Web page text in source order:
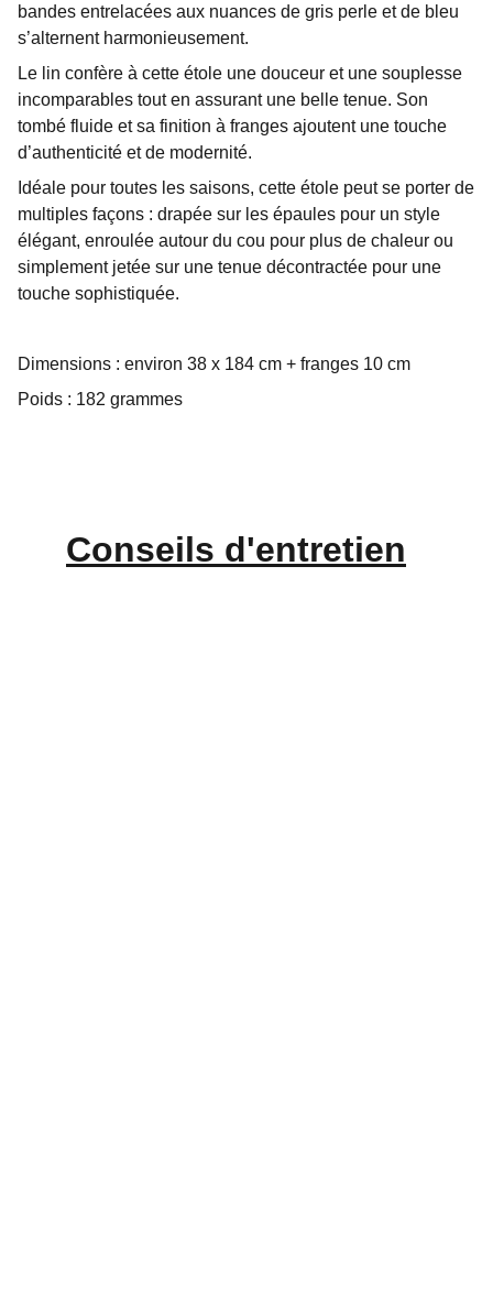
bandes entrelacées aux nuances de gris perle et de bleu
s’alternent harmonieusement.
Le lin confère à cette étole une douceur et une souplesse
incomparables tout en assurant une belle tenue. Son
tombé fluide et sa finition à franges ajoutent une touche
d’authenticité et de modernité.
Idéale pour toutes les saisons, cette étole peut se porter de
multiples façons : drapée sur les épaules pour un style
élégant, enroulée autour du cou pour plus de chaleur ou
simplement jetée sur une tenue décontractée pour une
touche sophistiquée.
Dimensions : environ 38 x 184 cm + franges 10 cm
Poids : 182 grammes
Conseils d'entretien